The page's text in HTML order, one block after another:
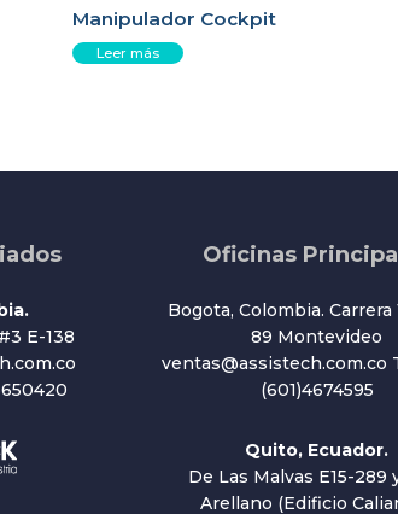
Manipulador Cockpit
Leer más
E-138
Oficinas
Bogota, Colombia. Carrera
89 Montevideo
ventas@assistech.com.co
(601)4674595
Quito, Ecuador.
De Las Malvas E15-289
Arellano (Edificio